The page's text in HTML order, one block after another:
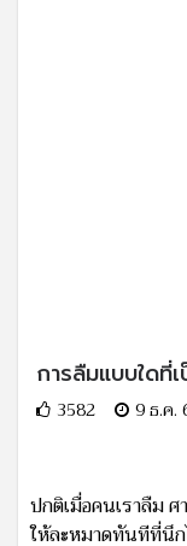
การลืมแบบใดที่
3582 9 ธ.ค.
ปกติเมื่อคนเราลืม
ให้ละหมาดทันทีที่นึก